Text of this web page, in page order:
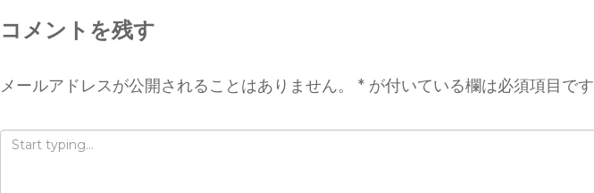
コメントを残す
メールアドレスが公開されることはありません。 * が付いている欄は必須項目です